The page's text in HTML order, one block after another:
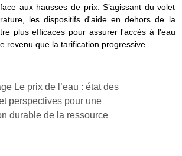
aux hausses de prix. S’agissant du volet
les dispositifs d'aide en dehors de la
plus efficaces pour assurer l'accès à l'eau
revenu que la tarification progressive.